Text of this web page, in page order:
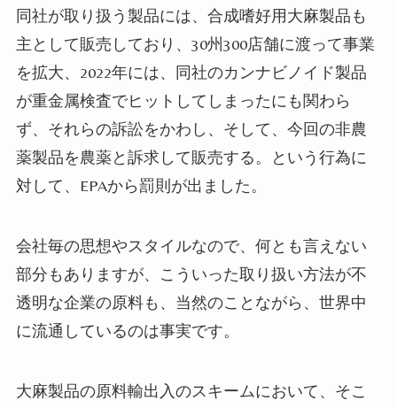
同社が取り扱う製品には、合成嗜好用大麻製品も
主として販売しており、 30州300店舗に渡って事業
を拡大、 2022年には、同社のカンナビノイド製品
が重金属検査でヒットしてしまったにも関わら
ず、それらの訴訟をかわし、そして、今回の非農
薬製品を農薬と訴求して販売する。という行為に
対して、 EPAから罰則が出ました。
会社毎の思想やスタイルなので、何とも言えない
部分もありますが、こういった取り扱い方法が不
透明な企業の原料も、当然のことながら、世界中
に流通しているのは事実です。
大麻製品の原料輸出入のスキームにおいて、そこ